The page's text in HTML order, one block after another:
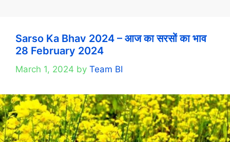
Sarso Ka Bhav 2024 – आज का सरसों का भाव
28 February 2024
March 1, 2024 by Team BI